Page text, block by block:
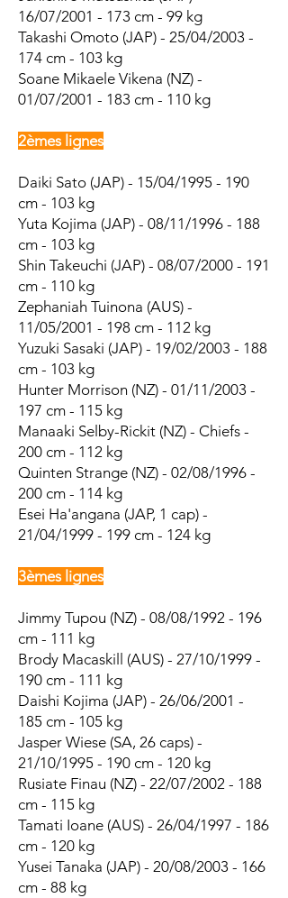
16/07/2001 - 173 cm - 99 kg
Takashi Omoto (JAP) - 25/04/2003 -
174 cm - 103 kg
Soane Mikaele Vikena (NZ) -
01/07/2001 - 183 cm - 110 kg
2èmes lignes
Daiki Sato (JAP) - 15/04/1995 - 190
cm - 103 kg
Yuta Kojima (JAP) - 08/11/1996 - 188
cm - 103 kg
Shin Takeuchi (JAP) - 08/07/2000 - 191
cm - 110 kg
Zephaniah Tuinona (AUS) -
11/05/2001 - 198 cm - 112 kg
Yuzuki Sasaki (JAP) - 19/02/2003 - 188
cm - 103 kg
Hunter Morrison (NZ) - 01/11/2003 -
197 cm - 115 kg
Manaaki Selby-Rickit (NZ) - Chiefs -
200 cm - 112 kg
Quinten Strange (NZ) - 02/08/1996 -
200 cm - 114 kg
Esei Ha'angana (JAP, 1 cap) -
21/04/1999 - 199 cm - 124 kg
3èmes lignes
​​Jimmy Tupou (NZ) - 08/08/1992 - 196
cm - 111 kg
Brody Macaskill (AUS) - 27/10/1999 -
190 cm - 111 kg
Daishi Kojima (JAP) - 26/06/2001 -
185 cm - 105 kg
Jasper Wiese (SA, 26 caps) -
21/10/1995 - 190 cm - 120 kg
Rusiate Finau (NZ) - 22/07/2002 - 188
cm - 115 kg
Tamati Ioane (AUS) - 26/04/1997 - 186
cm - 120 kg
Yusei Tanaka (JAP) - 20/08/2003 - 166
cm - 88 kg